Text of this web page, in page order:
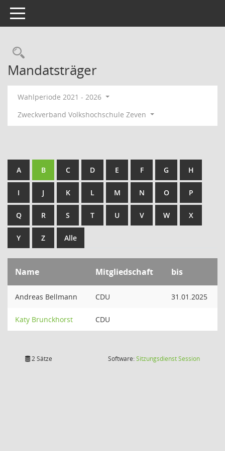
Toggle navigation
Rechercheauswahl
Mandatsträger
Wahlperiode 2021 - 2026
Zweckverband Volkshochschule Zeven
A B C D E F G H
I J K L M N O P
Q R S T U V W X
Y Z Alle
Name Mitgliedschaft bis
Andreas Bellmann CDU 31.01.2025
Katy Brunckhorst CDU
2 Sätze Software:SitzungsdienstSession(Wird in